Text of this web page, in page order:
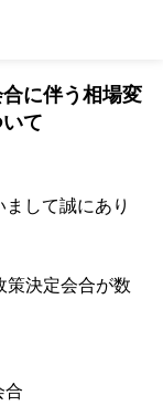
に伴う相場変
て
して誠にあり
策決定会合が数